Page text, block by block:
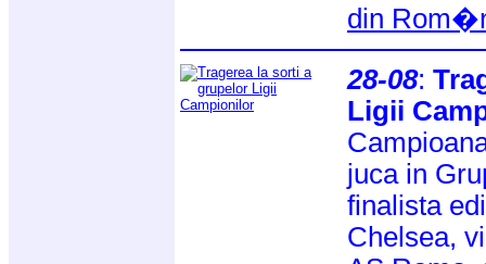
din
28-08:
Ligii
juca in
finalista
Chelsea,